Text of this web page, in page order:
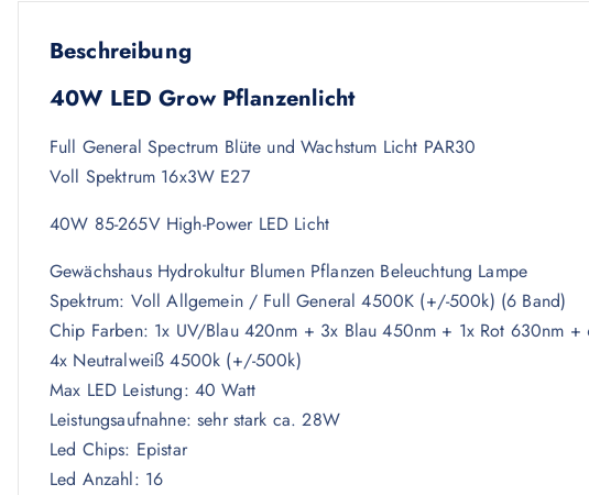
Beschreibung
40W LED Grow Pflanzenlicht
Full General Spectrum Blüte und Wachstum Licht PAR30
Voll Spektrum 16x3W E27
40W 85-265V High-Power LED Licht
Gewächshaus Hydrokultur Blumen Pflanzen Beleuchtung Lampe
Spektrum: Voll Allgemein / Full General 4500K (+/-500k) (6 Band)
Chip Farben: 1x UV/Blau 420nm + 3x Blau 450nm + 1x Rot 630nm
4x Neutralweiß 4500k (+/-500k)
Max LED Leistung: 40 Watt
Leistungsaufnahne: sehr stark ca. 28W
Led Chips: Epistar
Led Anzahl: 16